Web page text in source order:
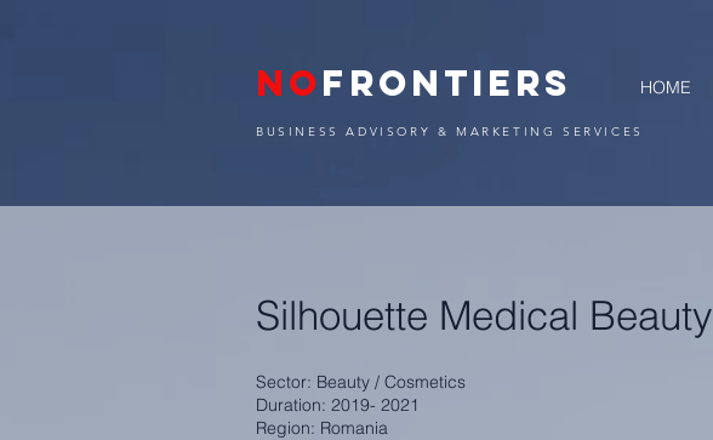
NOFRONTIERS
BUSINESS ADVISORY & MARKETING SERVICES
HOME
Silhouette Medical Beauty
Sector: Beauty / Cosmetics
Duration: 2019- 2021
Region: Romania